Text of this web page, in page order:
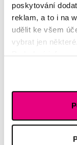
poskytování
reklam, a to i na
udělit ke všem
vybrat jen
35 Kč
4,5/5
Do košíku